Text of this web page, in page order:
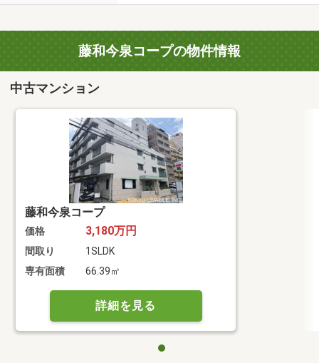
藤和今泉コープの物件情報
中古マンション
藤和今泉コープ
価格 3,180万円
間取り
1SLDK
専有面積
66.39㎡
詳細を見る